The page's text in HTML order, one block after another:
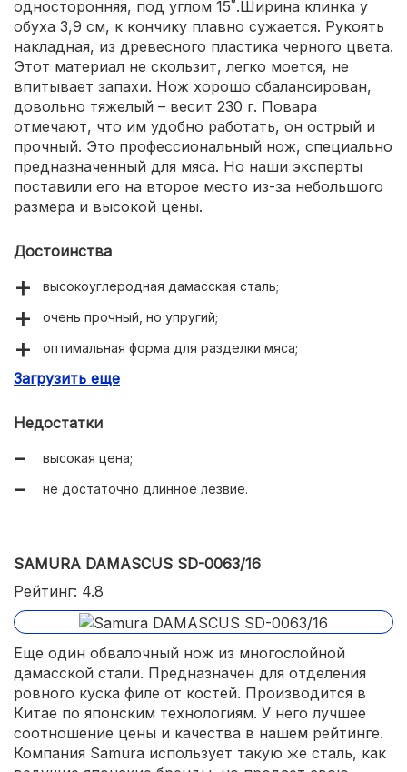
односторонняя, под углом 15˚.Ширина клинка у
обуха 3,9 см, к кончику плавно сужается. Рукоять
накладная, из древесного пластика черного цвета.
Этот материал не скользит, легко моется, не
впитывает запахи. Нож хорошо сбалансирован,
довольно тяжелый – весит 230 г. Повара
отмечают, что им удобно работать, он острый и
прочный. Это профессиональный нож, специально
предназначенный для мяса. Но наши эксперты
поставили его на второе место из-за небольшого
размера и высокой цены.
Достоинства
высокоуглеродная дамасская сталь;
очень прочный, но упругий;
оптимальная форма для разделки мяса;
качественная заточка;
Загрузить еще
Недостатки
высокая цена;
не достаточно длинное лезвие.
SAMURA DAMASCUS SD-0063/16
Рейтинг: 4.8
Еще один обвалочный нож из многослойной
дамасской стали. Предназначен для отделения
ровного куска филе от костей. Производится в
Китае по японским технологиям. У него лучшее
соотношение цены и качества в нашем рейтинге.
Компания Samura использует такую же сталь, как